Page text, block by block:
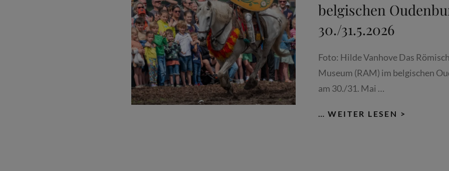
LAUEN KÖ
M 30
0. TO
belgischen
30./31.5.2026
Foto: Hilde Vanhove Das
Museum (RAM) im belgischen
am 30./31. Mai …
… WEITER LESEN >